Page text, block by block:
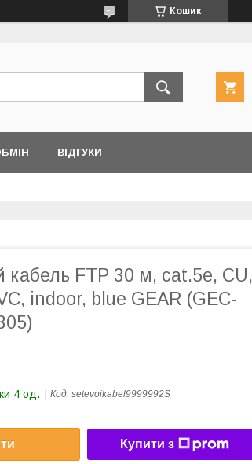
Кошик
ВІДГУКИ
FTP 30 м, cat.5e, CU,
indoor, blue GEAR (GEC-
4 од. Код: setevoikabel9999992S
Купити з